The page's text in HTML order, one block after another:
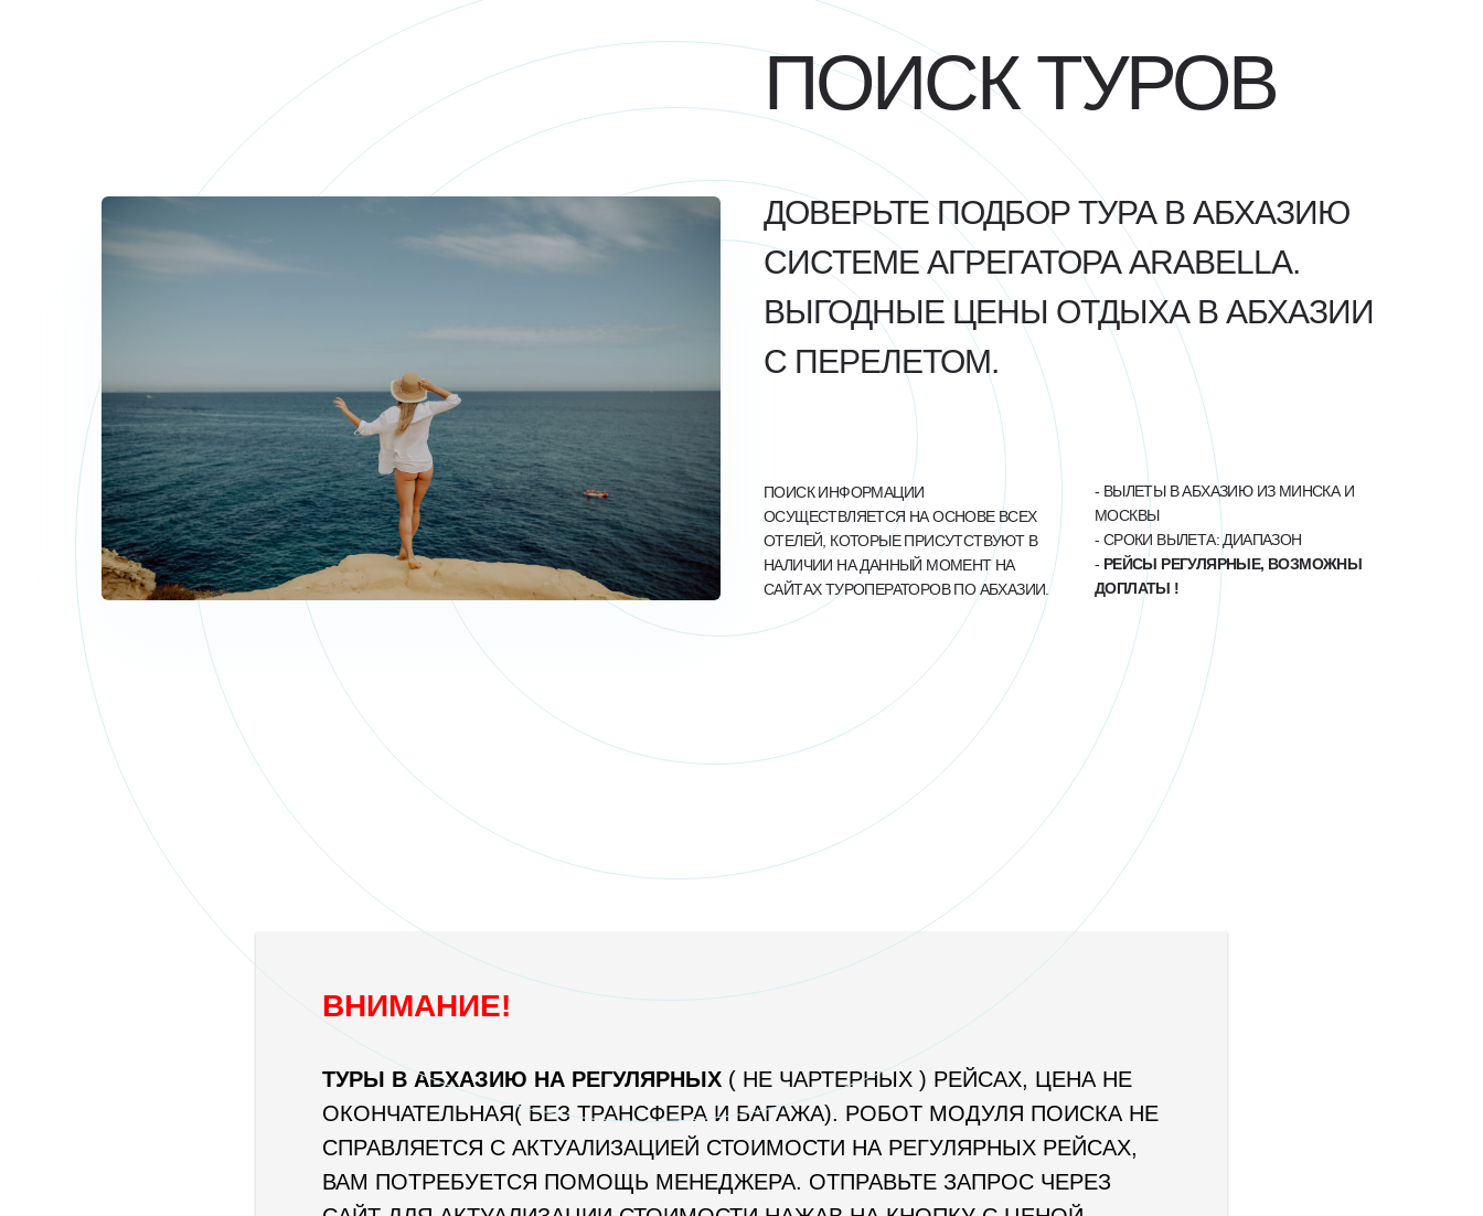
ПОИСК ТУРОВ
ДОВЕРЬТЕ ПОДБОР ТУРА В АБХАЗИЮ
СИСТЕМЕ АГРЕГАТОРА ARABELLA.
ВЫГОДНЫЕ ЦЕНЫ ОТДЫХА В АБХАЗИИ
С ПЕРЕЛЕТОМ.
ПОИСК ИНФОРМАЦИИ
ОСУЩЕСТВЛЯЕТСЯ НА ОСНОВЕ ВСЕХ
ОТЕЛЕЙ, КОТОРЫЕ ПРИСУТСТВУЮТ В
НАЛИЧИИ НА ДАННЫЙ МОМЕНТ НА
САЙТАХ ТУРОПЕРАТОРОВ ПО АБХАЗИИ.
- ВЫЛЕТЫ В АБХАЗИЮ ИЗ МИНСКА И
МОСКВЫ
- СРОКИ ВЫЛЕТА: ДИАПАЗОН
- РЕЙСЫ РЕГУЛЯРНЫЕ, ВОЗМОЖНЫ
ДОПЛАТЫ !
ВНИМАНИЕ!
ТУРЫ В АБХАЗИЮ НА РЕГУЛЯРНЫХ ( НЕ ЧАРТЕРНЫХ ) РЕЙСАХ, ЦЕНА НЕ
ОКОНЧАТЕЛЬНАЯ( БЕЗ ТРАНСФЕРА И БАГАЖА). РОБОТ МОДУЛЯ ПОИСКА НЕ
СПРАВЛЯЕТСЯ С АКТУАЛИЗАЦИЕЙ СТОИМОСТИ НА РЕГУЛЯРНЫХ РЕЙСАХ,
ВАМ ПОТРЕБУЕТСЯ ПОМОЩЬ МЕНЕДЖЕРА. ОТПРАВЬТЕ ЗАПРОС ЧЕРЕЗ